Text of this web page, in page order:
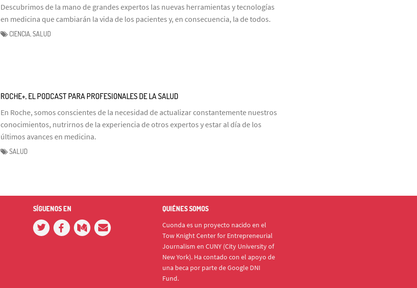
Descubrimos de la mano de grandes expertos las nuevas herramientas y tecnologías
en medicina que cambiarán la vida de los pacientes y, en consecuencia, la de todos.
CIENCIA, SALUD
ROCHE+, EL PODCAST PARA PROFESIONALES DE LA SALUD
En Roche, somos conscientes de la necesidad de actualizar constantemente nuestros
conocimientos, nutrirnos de la experiencia de otros expertos y estar al día de los
últimos avances en medicina.
SALUD
SÍGUENOS EN QUIÉNES SOMOS
Cuonda es un proyecto nacido en el
Tow Knight Center for Entrepreneurial
Journalism en CUNY (City University of
New York). Ha contado con el apoyo de
una beca por parte de Google DNI
Fund.